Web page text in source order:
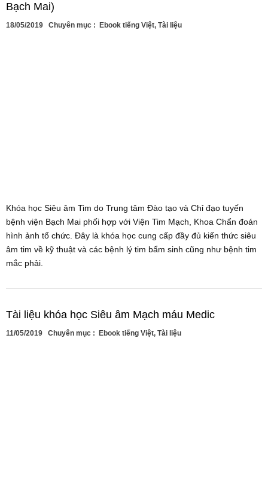
Bạch Mai)
18/05/2019 Chuyên mục : Ebook tiếng Việt, Tài liệu
Khóa học Siêu âm Tim do Trung tâm Đào tạo và Chỉ đạo tuyến
bệnh viện Bạch Mai phối hợp với Viện Tim Mạch, Khoa Chẩn đoán
hình ảnh tổ chức. Đây là khóa học cung cấp đầy đủ kiến thức siêu
âm tim về kỹ thuật và các bệnh lý tim bẩm sinh cũng như bệnh tim
mắc phải.
Tài liệu khóa học Siêu âm Mạch máu Medic
11/05/2019 Chuyên mục : Ebook tiếng Việt, Tài liệu